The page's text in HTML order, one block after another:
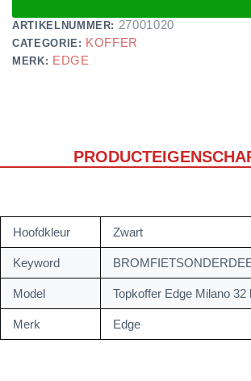
ARTIKELNUMMER: 27001020
CATEGORIE: KOFFER
MERK: EDGE
Hoofdkleur Zwart
Keyword
Model Topkoffer Edge Milano 32
Merk Edge